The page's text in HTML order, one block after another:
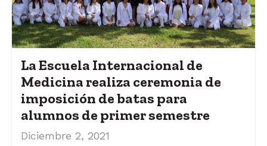
La Escuela Internacional de
Medicina realiza ceremonia de
imposición de batas para
alumnos de primer semestre
Diciembre 2, 2021